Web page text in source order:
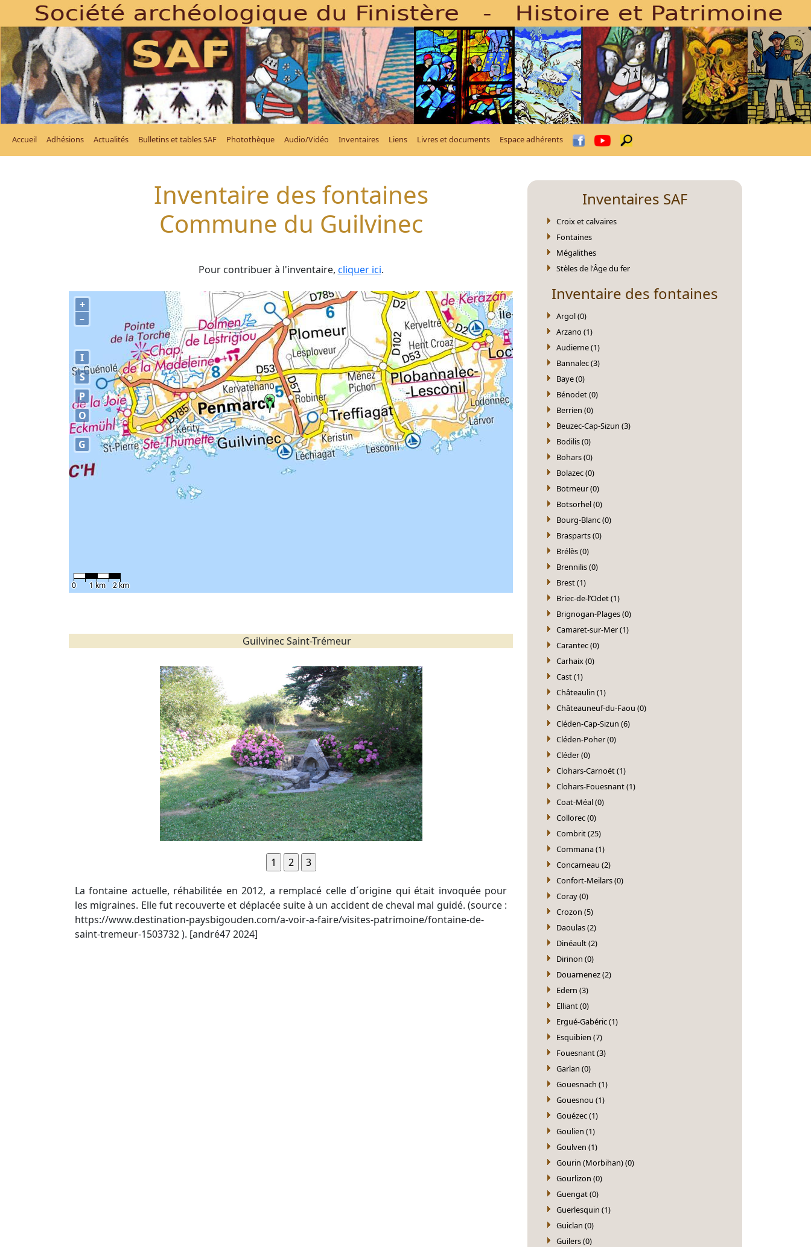
Accueil Adhésions Actualités Bulletins et tables SAF Photothèque Audio/Vidéo Inventaires Liens Livres et documents Espace adhérents
Inventaire des fontaines
Commune du Guilvinec
Pour contribuer à l'inventaire, cliquer ici.
+
–
0 1 km 2 km
I
S
P
O
G
Guilvinec Saint-Trémeur
La fontaine actuelle, réhabilitée en 2012, a remplacé celle d´origine qui était invoquée pour
les migraines. Elle fut recouverte et déplacée suite à un accident de cheval mal guidé. (source :
https://www.destination-paysbigouden.com/a-voir-a-faire/visites-patrimoine/fontaine-de-
saint-tremeur-1503732 ). [andré47 2024]
Inventaires SAF
Croix et calvaires
Fontaines
Mégalithes
Stèles de l'Âge du fer
Inventaire des fontaines
Argol (0)
Arzano (1)
Audierne (1)
Bannalec (3)
Baye (0)
Bénodet (0)
Berrien (0)
Beuzec-Cap-Sizun (3)
Bodilis (0)
Bohars (0)
Bolazec (0)
Botmeur (0)
Botsorhel (0)
Bourg-Blanc (0)
Brasparts (0)
Brélès (0)
Brennilis (0)
Brest (1)
Briec-de-l’Odet (1)
Brignogan-Plages (0)
Camaret-sur-Mer (1)
Carantec (0)
Carhaix (0)
Cast (1)
Châteaulin (1)
Châteauneuf-du-Faou (0)
Cléden-Cap-Sizun (6)
Cléden-Poher (0)
Cléder (0)
Clohars-Carnoët (1)
Clohars-Fouesnant (1)
Coat-Méal (0)
Collorec (0)
Combrit (25)
Commana (1)
Concarneau (2)
Confort-Meilars (0)
Coray (0)
Crozon (5)
Daoulas (2)
Dinéault (2)
Dirinon (0)
Douarnenez (2)
Edern (3)
Elliant (0)
Ergué-Gabéric (1)
Esquibien (7)
Fouesnant (3)
Garlan (0)
Gouesnach (1)
Gouesnou (1)
Gouézec (1)
Goulien (1)
Goulven (1)
Gourin (Morbihan) (0)
Gourlizon (0)
Guengat (0)
Guerlesquin (1)
Guiclan (0)
Guilers (0)